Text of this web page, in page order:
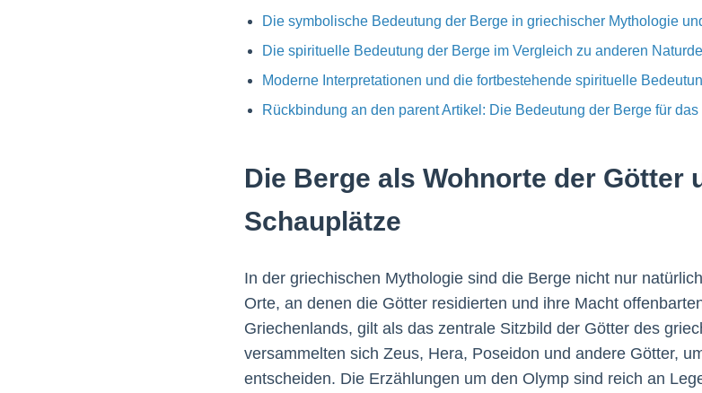
Die symbolische Bedeutung der Berge in griechischer Mythologie
Die spirituelle Bedeutung der Berge im Vergleich zu anderen
Moderne Interpretationen und die fortbestehende spirituelle
Rückbindung an den parent Artikel: Die Bedeutung der Berge für
Die Berge als Wohnorte der Götter
Schauplätze
In der griechischen Mythologie sind die Berge nicht nur
Orte, an denen die Götter residierten und ihre Macht
Griechenlands, gilt als das zentrale Sitzbild der Götter des
versammelten sich Zeus, Hera, Poseidon und andere Götter,
entscheiden. Die Erzählungen um den Olymp sind reich an